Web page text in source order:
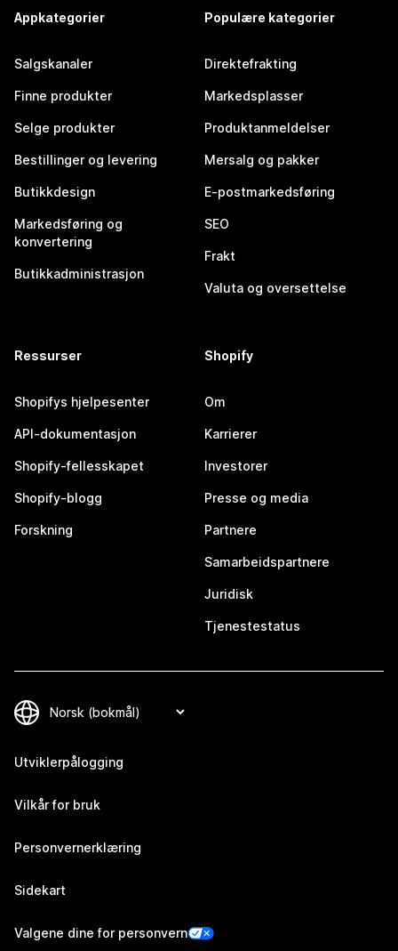
Appkategorier
Salgskanaler
Finne produkter
Selge produkter
Bestillinger og levering
Butikkdesign
Markedsføring og
konvertering
Butikkadministrasjon
Populære kategorier
Direktefrakting
Markedsplasser
Produktanmeldelser
Mersalg og pakker
E-postmarkedsføring
SEO
Frakt
Valuta og oversettelse
Ressurser
Shopifys hjelpesenter
API-dokumentasjon
Shopify-fellesskapet
Shopify-blogg
Forskning
Shopify
Om
Karrierer
Investorer
Presse og media
Partnere
Samarbeidspartnere
Juridisk
Tjenestestatus
Utviklerpålogging
Vilkår for bruk
Personvernerklæring
Sidekart
Valgene dine for personvern